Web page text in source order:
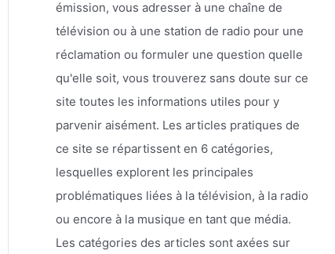
émission, vous adresser à une chaîne de
télévision ou à une station de radio pour une
réclamation ou formuler une question quelle
qu'elle soit, vous trouverez sans doute sur ce
site toutes les informations utiles pour y
parvenir aisément. Les articles pratiques de
ce site se répartissent en 6 catégories,
lesquelles explorent les principales
problématiques liées à la télévision, à la radio
ou encore à la musique en tant que média.
Les catégories des articles sont axées sur